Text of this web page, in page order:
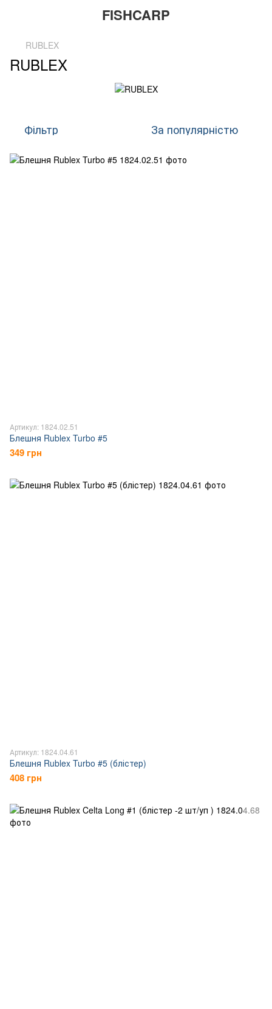
FISHCARP
RUBLEX
RUBLEX
Фільтр За популярністю
Артикул: 1824.02.51
Блешня Rublex Turbo #5
349 грн
Артикул: 1824.04.61
Блешня Rublex Turbo #5 (блістер)
408 грн